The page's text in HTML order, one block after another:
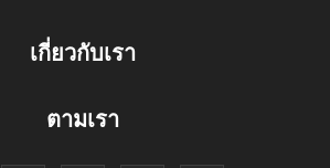
เกี่ยวกับเรา
ตามเรา